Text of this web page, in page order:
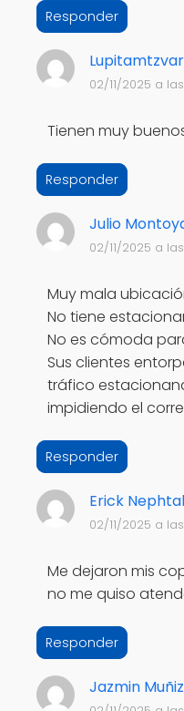
Responder
02/11/2025 a
Tienen muy
Responder
Julio
02/11/2025 a
Muy mala
No tiene
No es cómoda
Sus clientes
tráfico
impidiendo el
Responder
Erick
02/11/2025 a
Me dejaron mis
no me quiso
Responder
Jazmin Muñiz